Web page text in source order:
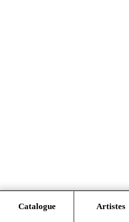
Catalogue Artistes
EN / FR